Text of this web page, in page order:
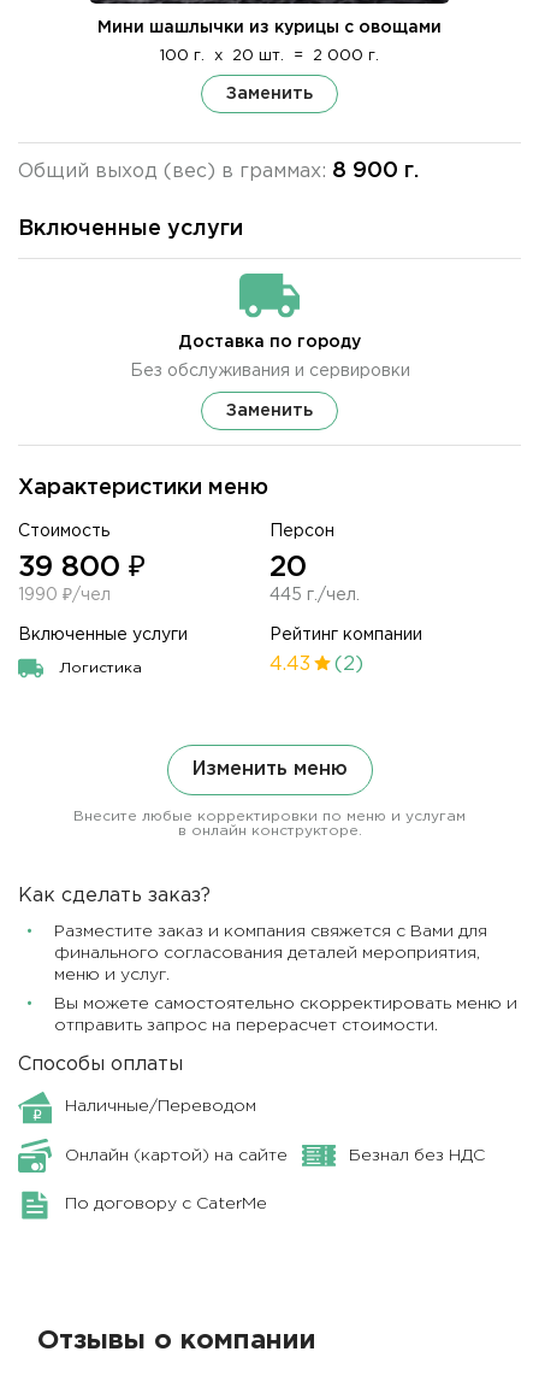
Характеристики меню
Стоимость
39 800 ₽
1990 ₽/чел
Персон
20
445 г./чел.
Включенные услуги
Логистика
Рейтинг компании
4.43 (2)
Мини шашлычки из курицы с овощами
100 г. x 20 шт. = 2 000 г.
Заменить
Общий выход (вес) в граммах: 8 900 г.
Изменить меню
Внесите любые корректировки по меню и услугам
в онлайн конструкторе.
Включенные услуги
Доставка по городу
Без обслуживания и сервировки
Заменить
Как сделать заказ?
Разместите заказ и компания свяжется с Вами для
финального согласования деталей мероприятия,
меню и услуг.
Вы можете самостоятельно скорректировать меню и
отправить запрос на перерасчет стоимости.
Способы оплаты
Наличные/Переводом
Онлайн (картой) на сайте Безнал без НДС
По договору с CaterMe
Отзывы о компании